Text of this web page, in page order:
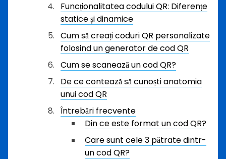
Funcționalitatea codului QR: Diferențe
statice și dinamice
Cum să creați coduri QR personalizate
folosind un generator de cod QR
Cum se scanează un cod QR?
De ce contează să cunoști anatomia
unui cod QR
Întrebări frecvente
Din ce este format un cod QR?
Care sunt cele 3 pătrate dintr-
un cod QR?